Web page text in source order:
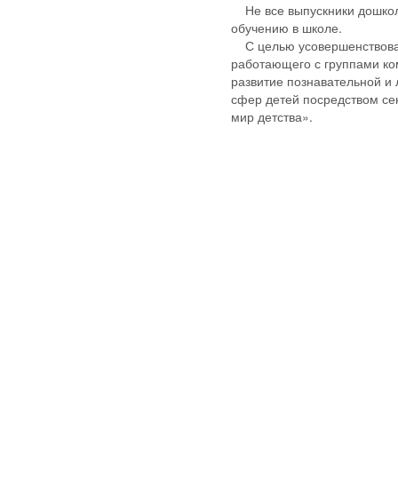
Не все выпускники
обучению в школе.
С целью
работающего с группами
развитие познавательной и
сфер детей посредством
мир детства».